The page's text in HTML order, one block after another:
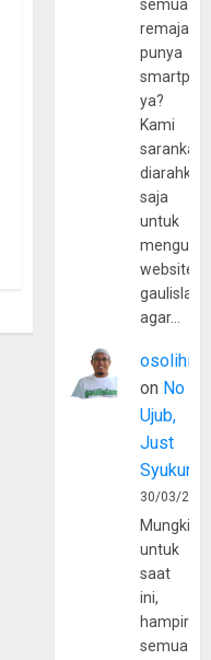
semua
remaja
punya
ya?
Kami
sarankan,
diarahkan
saja
untuk
website
agar…
osolihin
on No
Ujub,
Just
Syukur
30/03/
Mungkin
untuk
saat
ini,
hampir
semua